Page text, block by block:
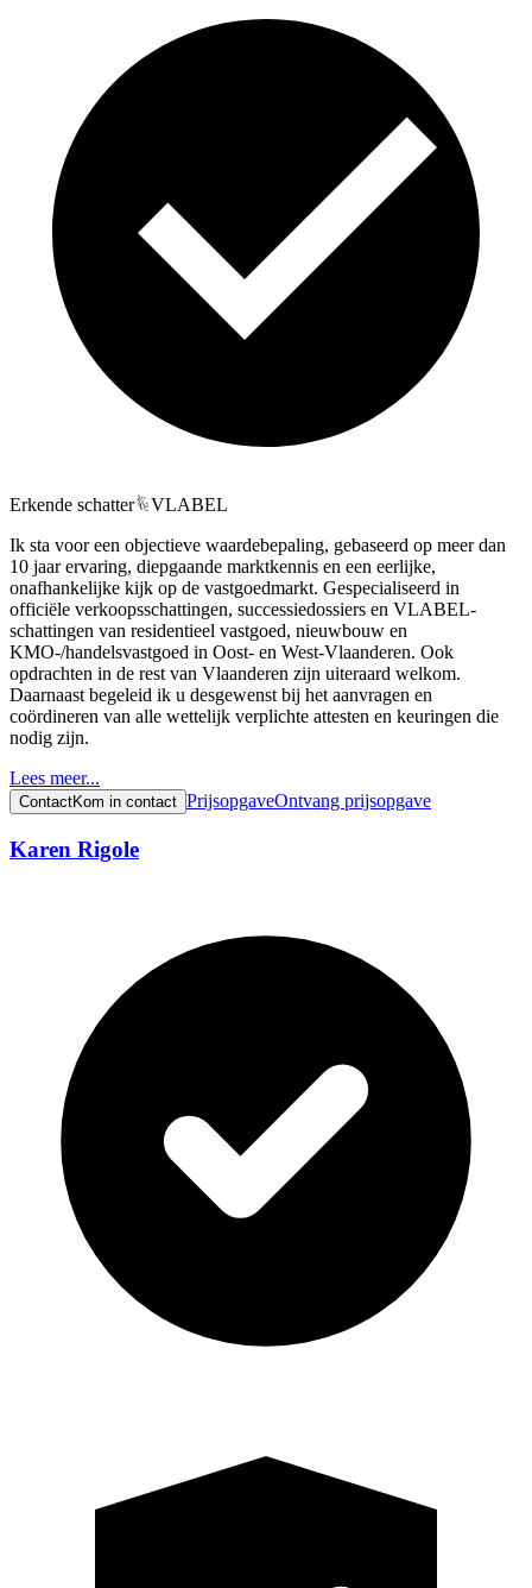
Erkende schatter
VLABEL
Ik sta voor een objectieve waardebepaling, gebaseerd op meer dan
10 jaar ervaring, diepgaande marktkennis en een eerlijke,
onafhankelijke kijk op de vastgoedmarkt. Gespecialiseerd in
officiële verkoopsschattingen, successiedossiers en VLABEL-
schattingen van residentieel vastgoed, nieuwbouw en
KMO-/handelsvastgoed in Oost- en West-Vlaanderen. Ook
opdrachten in de rest van Vlaanderen zijn uiteraard welkom.
Daarnaast begeleid ik u desgewenst bij het aanvragen en
coördineren van alle wettelijk verplichte attesten en keuringen die
nodig zijn.
Lees meer...
ContactKom in contact PrijsopgaveOntvang prijsopgave
Karen Rigole